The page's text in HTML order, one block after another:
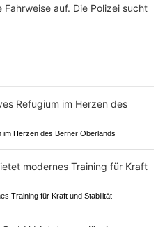
auf. Die Polizei sucht
Herzen des Berner Oberlands
Training für Kraft und Stabilität